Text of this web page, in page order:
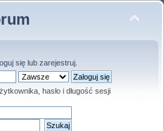
sięlub zarejestruj.
hasło i długość sesji